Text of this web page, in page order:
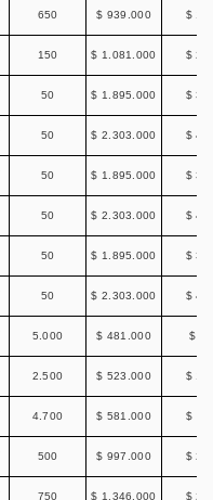
650 $ 939.000 $
150 $ 1.081.000 $
50 $ 1.895.000 $
50 $ 2.303.000 $
50 $ 1.895.000 $
50 $ 2.303.000 $
50 $ 1.895.000 $
50 $ 2.303.000 $
5.000 $ 481.000 $
2.500 $ 523.000 $
4.700 $ 581.000 $
500 $ 997.000 $
750 $ 1.346.000 $